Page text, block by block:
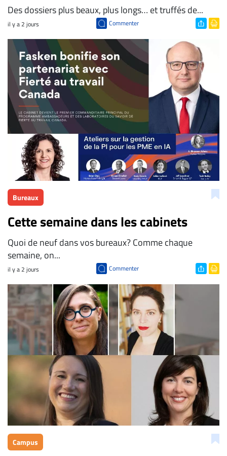
Des dossiers plus beaux, plus longs… et truffés de...
il y a 2 jours Commenter
Bureaux
Cette semaine dans les cabinets
Quoi de neuf dans vos bureaux? Comme chaque
semaine, on...
il y a 2 jours Commenter
Campus